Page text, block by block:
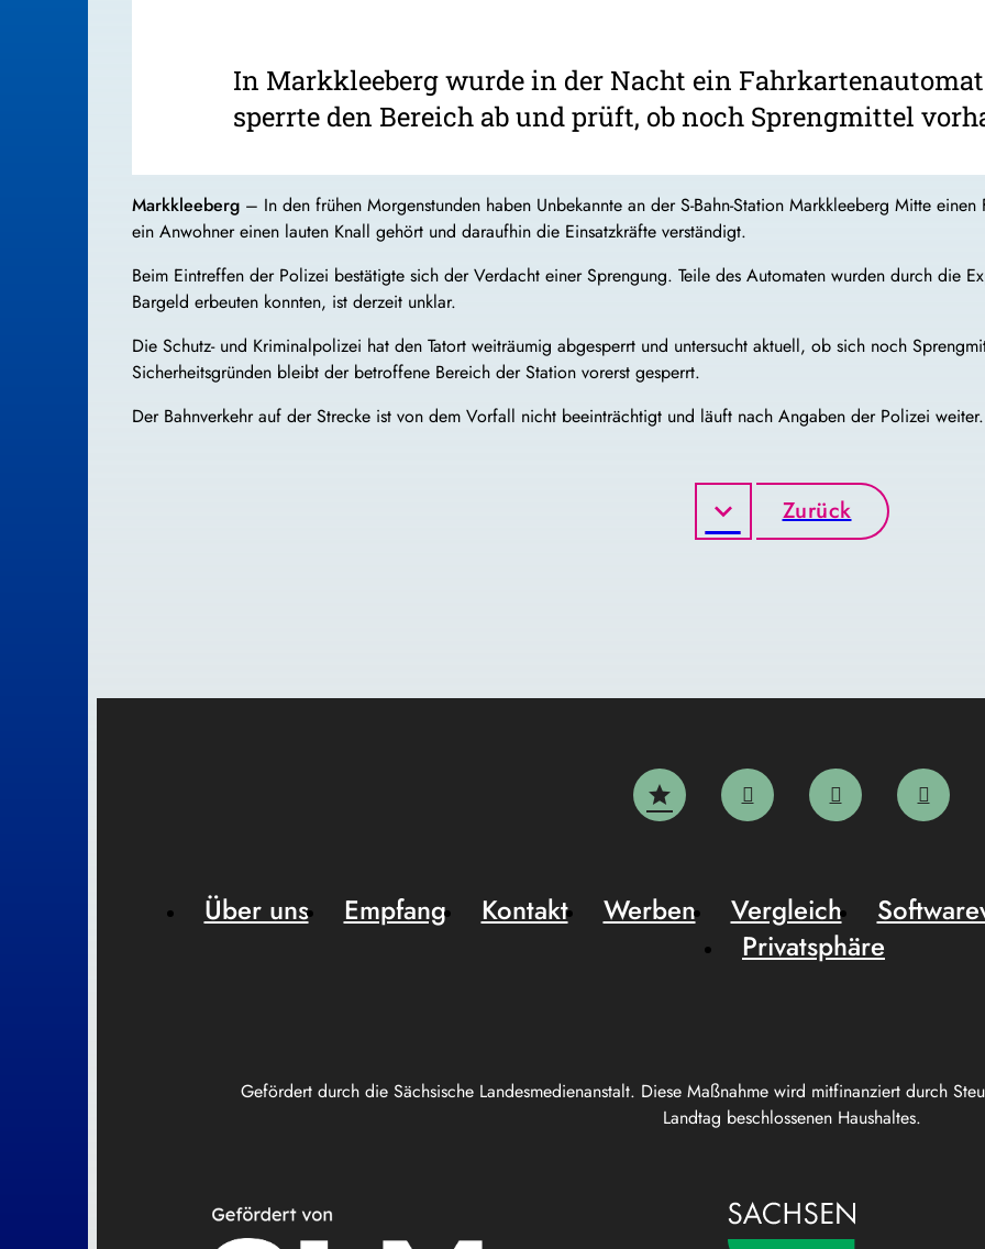
In Markkleeberg wurde in der Nacht ein
sperrte den Bereich ab und prüft, ob noch Sprengmittel
Markkleeberg – In den frühen Morgenstunden haben Unbekannte an der S-Bahn-Station Markkleeberg Mitte
ein Anwohner einen lauten Knall gehört und daraufhin die Einsatzkräfte verständigt.
Beim Eintreffen der Polizei bestätigte sich der Verdacht einer Sprengung. Teile des Automaten wurden durch die
Bargeld erbeuten konnten, ist derzeit unklar.
Die Schutz- und Kriminalpolizei hat den Tatort weiträumig abgesperrt und untersucht aktuell, ob sich noch
Sicherheitsgründen bleibt der betroffene Bereich der Station vorerst gesperrt.
Der Bahnverkehr auf der Strecke ist von dem Vorfall nicht beeinträchtigt und läuft nach Angaben der Polizei
Zurück
Gefördert durch die Sächsische Landesmedienanstalt. Diese Maßnahme wird mitfinanziert durch
Landtag beschlossenen Haushaltes.
Über uns Empfang Kontakt Werben Vergleich
Privatsphäre